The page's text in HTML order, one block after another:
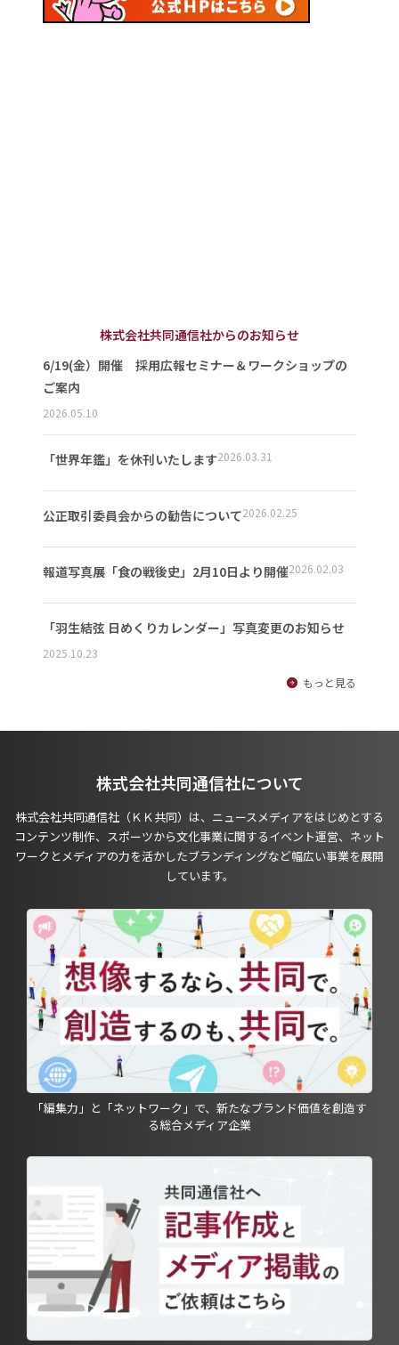
株式会社共同通信社からのお知らせ
6/19(金）開催 採用広報セミナー＆ワークショップの
ご案内
2026.05.10
「世界年鑑」を休刊いたします2026.03.31
公正取引委員会からの勧告について2026.02.25
報道写真展「食の戦後史」2月10日より開催2026.02.03
「羽生結弦 日めくりカレンダー」写真変更のお知らせ
2025.10.23
もっと見る
株式会社共同通信社について
株式会社共同通信社（ＫＫ共同）は、ニュースメディアをはじめとする
コンテンツ制作、スポーツから文化事業に関するイベント運営、ネット
ワークとメディアの力を活かしたブランディングなど幅広い事業を展開
しています。
「編集力」と「ネットワーク」で、新たなブランド価値を創造す
る総合メディア企業